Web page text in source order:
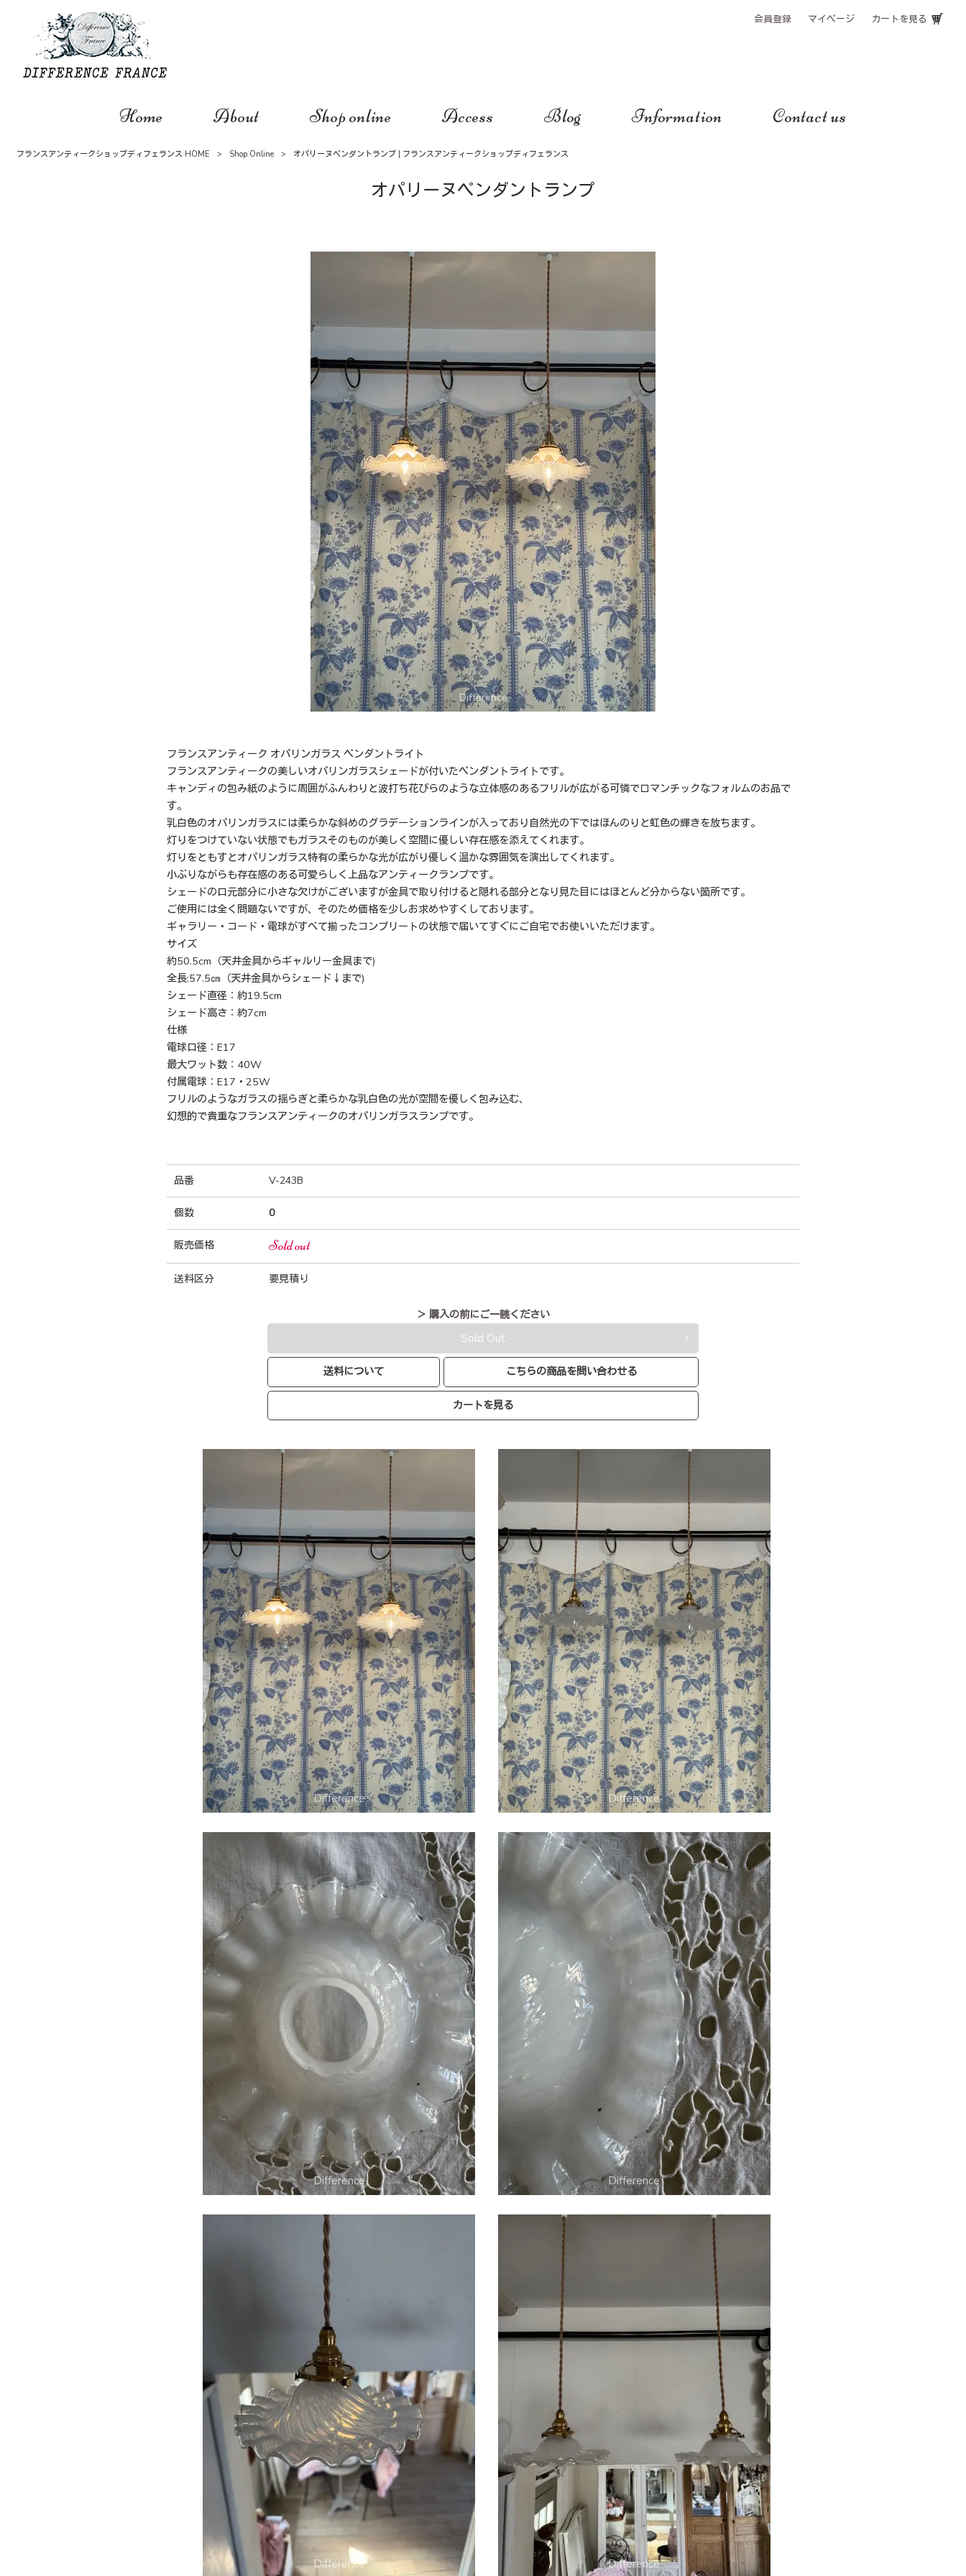
会員登録 マイページ カートを見る
Home About Shop online Access Blog Information Contact us
フランスアンティークショップディフェランス HOME > Shop Online > オパリーヌペンダントランプ | フランスアンティークショップディフェランス
オパリーヌペンダントランプ
フランスアンティーク オパリンガラス ペンダントライト
フランスアンティークの美しいオパリンガラスシェードが付いたペンダントライトです。
キャンディの包み紙のように周囲がふんわりと波打ち花びらのような立体感のあるフリルが広がる可憐でロマンチックなフォルムのお品で
す。
乳白色のオパリンガラスには柔らかな斜めのグラデーションラインが入っており自然光の下ではほんのりと虹色の輝きを放ちます。
灯りをつけていない状態でもガラスそのものが美しく空間に優しい存在感を添えてくれます。
灯りをともすとオパリンガラス特有の柔らかな光が広がり優しく温かな雰囲気を演出してくれます。
小ぶりながらも存在感のある可愛らしく上品なアンティークランプです。
シェードの口元部分に小さな欠けがございますが金具で取り付けると隠れる部分となり見た目にはほとんど分からない箇所です。
ご使用には全く問題ないですが、そのため価格を少しお求めやすくしております。
ギャラリー・コード・電球がすべて揃ったコンプリートの状態で届いてすぐにご自宅でお使いいただけます。
サイズ
約50.5cm（天井金具からギャルリー金具まで)
全長:57.5㎝（天井金具からシェード↓まで)
シェード直径：約19.5cm
シェード高さ：約7cm
仕様
電球口径：E17
最大ワット数：40W
付属電球：E17・25W
フリルのようなガラスの揺らぎと柔らかな乳白色の光が空間を優しく包み込む、
幻想的で貴重なフランスアンティークのオパリンガラスランプです。
品番 V-243B
個数 0
販売価格 Sold out
送料区分 要見積り
＞ 購入の前にご一読ください
Sold Out
送料について こちらの商品を問い合わせる
カートを見る